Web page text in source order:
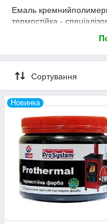
Емаль
термостійка -
термостійка -
поверхонь, що
котли, грилі, нагрівачі,
Емаль
термостійка - володіє
до вологи,
Сортування
Новинка